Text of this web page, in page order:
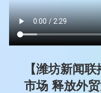
【潍坊新闻
市场 释放外